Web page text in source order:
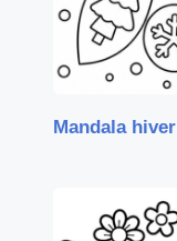
Mandala hiver